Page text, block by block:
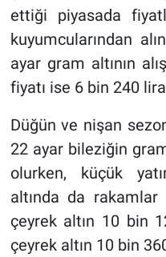
ettiği piyasada
kuyumcularından
ayar gram altının
fiyatı ise 6 bin 240
Düğün ve nişan
22 ayar bileziğin
olurken, küçük
altında da
çeyrek altın 10 bin
çeyrek altın 10 bin